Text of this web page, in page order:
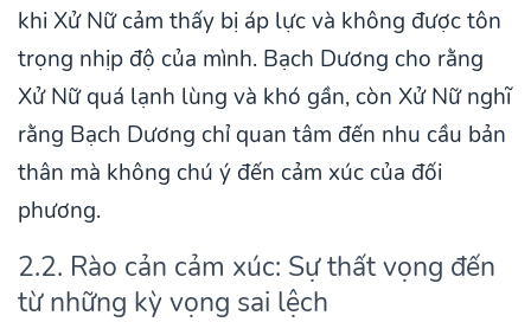
khi Xử Nữ cảm thấy bị áp lực và không được tôn
trọng nhịp độ của mình. Bạch Dương cho rằng
Xử Nữ quá lạnh lùng và khó gần, còn Xử Nữ nghĩ
rằng Bạch Dương chỉ quan tâm đến nhu cầu bản
thân mà không chú ý đến cảm xúc của đối
phương.
2.2. Rào cản cảm xúc: Sự thất vọng đến
từ những kỳ vọng sai lệch